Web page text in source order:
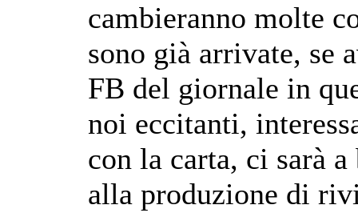
cambieranno molte
sono già arrivate, se
FB del giornale in
noi eccitanti,
con la carta, ci sarà
alla produzione di